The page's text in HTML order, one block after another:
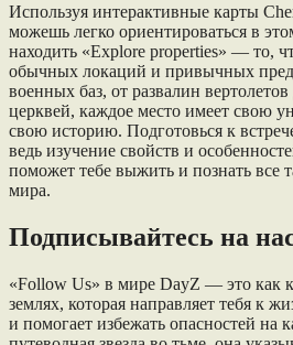
Используя интерактивные карты
можешь легко ориентироваться в
находить «Explore properties» — то,
обычных локаций и привычных
военных баз, от развалин
церквей, каждое место имеет свою
свою историю. Подготовься к
ведь изучение свойств и
поможет тебе выжить и познать все
мира.
Подписывайтесь на
«Follow Us» в мире DayZ — это как
землях, которая направляет тебя к
и помогает избежать опасностей на